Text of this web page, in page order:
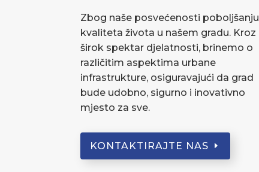
Zbog naše posvećenosti poboljšanju
kvaliteta života u našem gradu. Kroz
širok spektar djelatnosti, brinemo o
različitim aspektima urbane
infrastrukture, osiguravajući da grad
bude udobno, sigurno i inovativno
mjesto za sve.
KONTAKTIRAJTE NAS